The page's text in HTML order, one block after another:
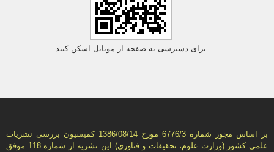
برای دسترسی به صفحه از موبایل اسکن کنید
بر اساس مجوز شماره 6776/3 مورخ 1386/08/14 كمیسیون بررسى نشریات
علمى كشور (وزارت علوم، تحقیقات و فناورى) این نشریه از شماره 118 موفق